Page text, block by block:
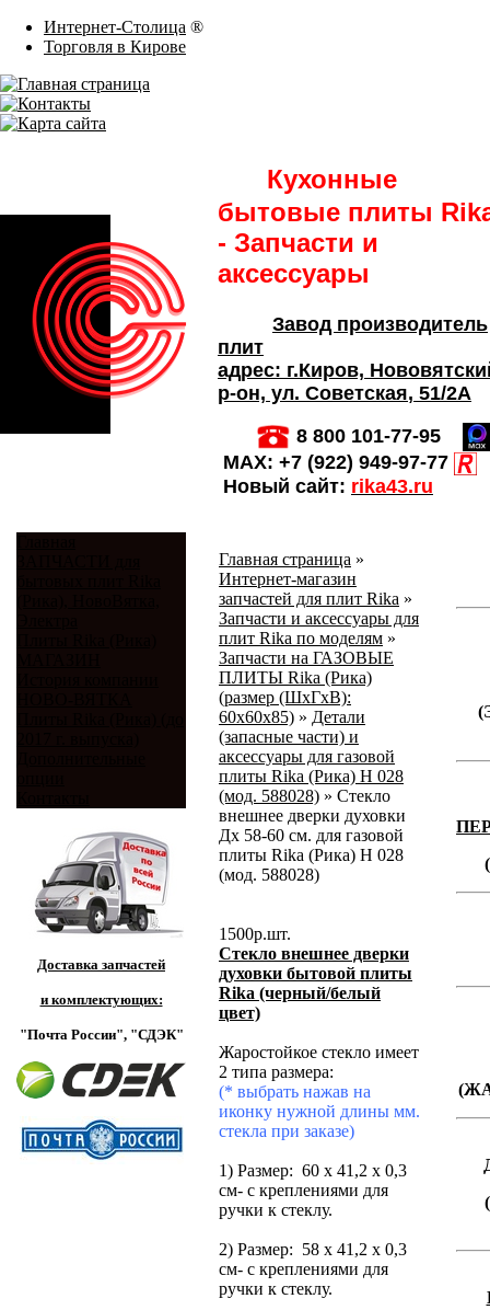
Интернет-Столица ®
Торговля в Кирове
Кухонные
бытовые плиты
- Запчасти и
аксессуары
Завод производитель
плит
адрес: г.Киров,
р-он, ул. Советская, 51/2А
8 800 101-77-95
MAX: +7 (922) 949-97-77
Новый сайт: rika43.ru
Доставка запчастей
и комплектующих:
"Почта России", "СДЭК"
Главная страница »
Интернет-магазин
запчастей для плит Rika »
Запчасти и аксессуары для
плит Rika по моделям »
Запчасти на ГАЗОВЫЕ
ПЛИТЫ Rika (Рика)
(размер (ШхГхВ):
60х60х85) » Детали
(запасные части) и
аксессуары для газовой
плиты Rika (Рика) Н 028
(мод. 588028) » Стекло
внешнее дверки духовки
Дх 58-60 см. для газовой
плиты Rika (Рика) Н 028
(мод. 588028)
1500р.шт.
Стекло внешнее дверки
духовки бытовой плиты
Rika (черный/белый
цвет)
Жаростойкое стекло имеет
2 типа размера:
(* выбрать нажав на
иконку нужной длины мм.
стекла при заказе)
1) Размер: 60 х 41,2 х 0,3
см- с креплениями для
ручки к стеклу.
2) Размер: 58 х 41,2 х 0,3
см- с креплениями для
ручки к стеклу.